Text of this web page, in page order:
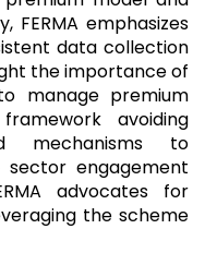
emphasizes
data collection
the importance of
manage premium
avoiding
mechanisms to
engagement
advocates for
the scheme